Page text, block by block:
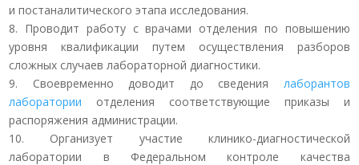
и постаналитического этапа исследования.
8. Проводит работу с врачами отделения по повышению
уровня квалификации путем осуществления разборов
сложных случаев лабораторной диагностики.
9. Своевременно доводит до сведения лаборантов
лаборатории отделения соответствующие приказы и
распоряжения администрации.
10. Организует участие клинико-диагностической
лаборатории в Федеральном контроле качества